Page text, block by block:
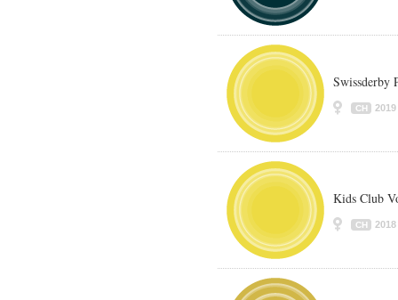
Swissderby
CH 2019
Kids Club
CH 2018